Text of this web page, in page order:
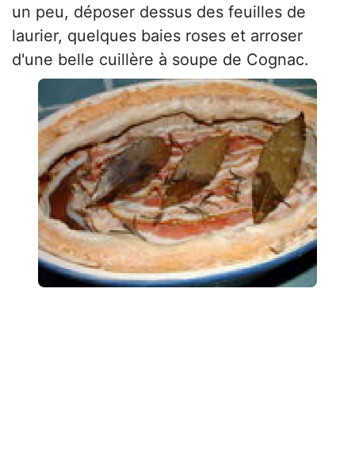
un peu, déposer dessus des feuilles de
laurier, quelques baies roses et arroser
d'une belle cuillère à soupe de Cognac.